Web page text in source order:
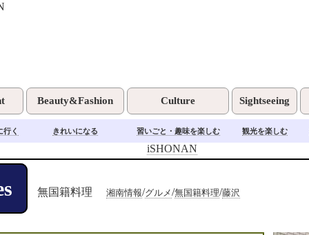
Beauty&Fashion Culture Sightseeing
行く きれいになる 習いごと・趣味を楽しむ 観光を楽しむ
iSHONAN
無国籍料理 湘南情報/グルメ/無国籍料理/藤沢